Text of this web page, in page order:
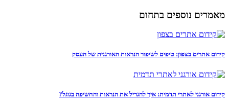
מאמרים נוספים בתחום
קידום אתרים בצפון: טיפים לשיפור הנראות האורגנית של העסק
קידום אורגני לאתרי תדמית: איך להגדיל את הנראות והחשיפה בגוגל?